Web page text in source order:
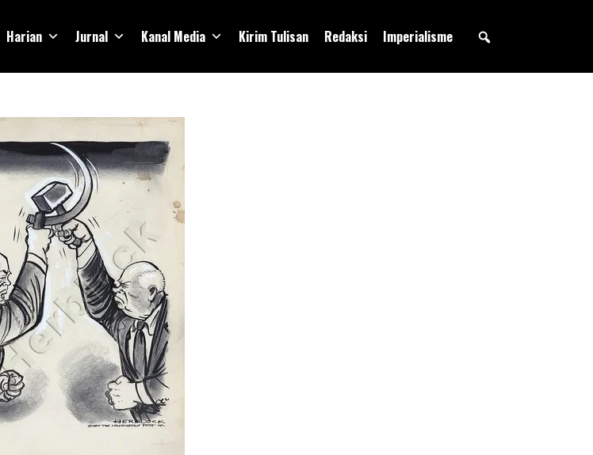
Harian Jurnal Kanal Media Kirim Tulisan Redaksi Imperialisme